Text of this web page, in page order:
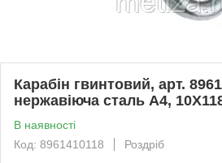
Карабін гвинтовий, арт.
нержавіюча сталь А4,
В наявності
Код: 8961410118
Роздріб